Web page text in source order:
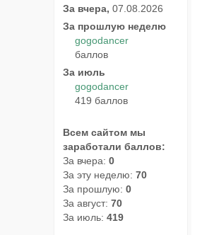
За вчера, 07.08.2026
За прошлую неделю
gogodancer
баллов
За июль
gogodancer
419 баллов
Всем сайтом мы
заработали баллов:
За вчера: 0
За эту неделю: 70
За прошлую: 0
За август: 70
За июль: 419